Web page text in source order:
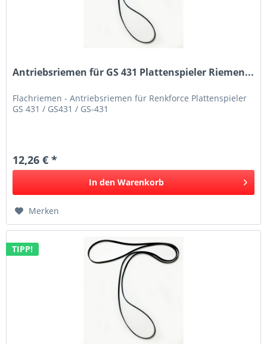
Antriebsriemen für GS 431 Plattenspieler Riemen...
Flachriemen - Antriebsriemen für Renkforce Plattenspieler
GS 431 / GS431 / GS-431
12,26 € *
In den Warenkorb
Merken
TIPP!